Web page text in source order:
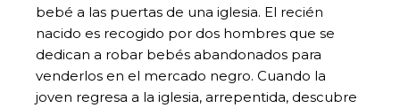
bebé a las puertas de una iglesia. El recién
nacido es recogido por dos hombres que se
dedican a robar bebés abandonados para
venderlos en el mercado negro. Cuando la
joven regresa a la iglesia, arrepentida, descubre